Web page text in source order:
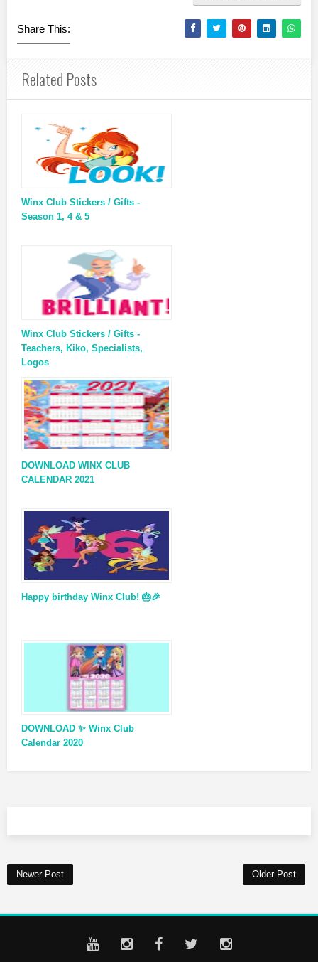
Share This:
Related Posts
Winx Club Stickers / Gifts -
Season 1, 4 & 5
Winx Club Stickers / Gifts -
Teachers, Kiko, Specialists,
Logos
DOWNLOAD WINX CLUB
CALENDAR 2021
Happy birthday Winx Club! 🎂🎉
DOWNLOAD ✨ Winx Club
Calendar 2020
Newer Post Older Post